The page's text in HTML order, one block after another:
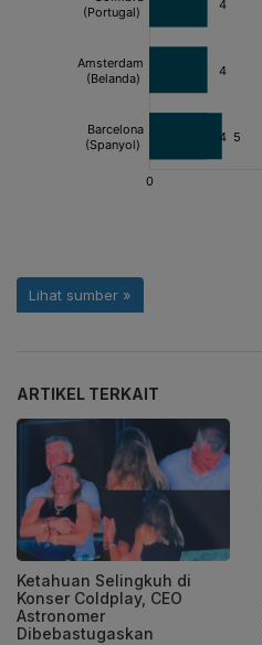
ARTIKEL TERKAIT
Ketahuan Selingkuh di
Konser Coldplay, CEO
Astronomer
Dibebastugaskan